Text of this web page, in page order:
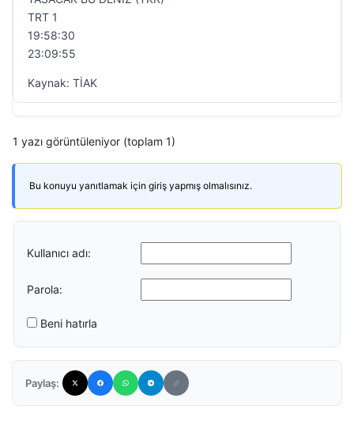
TRT 1
19:58:30
23:09:55
Kaynak: TİAK
1 yazı görüntüleniyor (toplam 1)
Bu konuyu yanıtlamak için giriş yapmış olmalısınız.
Kullanıcı adı:
Parola:
Beni hatırla
Paylaş: